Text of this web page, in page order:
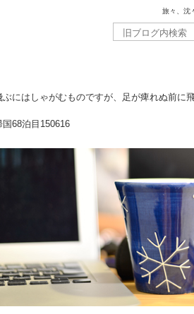
旅々、沈
ぶにはしゃがむものですが、足が痺れぬ前に
68泊目 150616